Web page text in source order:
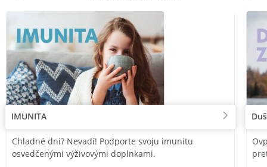
IMUNITA
Chladné dni? Nevadí! Podporte svoju imunitu
osvedčenými výživovými doplnkami.